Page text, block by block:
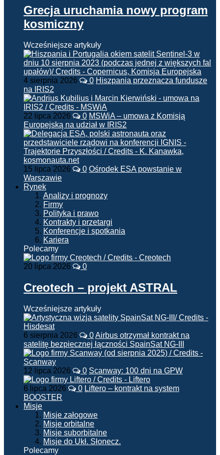
Grecja uruchamia nowy program
kosmiczny
Wcześniejsze artykuły
4 sierpnia 2026 0 Hiszpania przeznacza fundusze
na IRIS2
22 lipca 2026 0 MSWiA – umowa z Komisją
Europejską na udział w IRIS2
15 lipca 2026 0 Ośrodek ESA powstanie w
Warszawie
Rynek
Analizy i prognozy
Firmy
Polityka i prawo
Kontrakty i przetargi
Konferencje i spotkania
Kariera
Polecamy
20 lipca 2026 0
Creotech – projekt ASTRAL
Wcześniejsze artykuły
6 sierpnia 2026 0Airbus otrzymał kontrakt na
satelitę bezpiecznej łączności SpainSat NG-III
12 lipca 2026 0 Scanway: 100 dni na GPW
6 lipca 2026 0 Liftero – kontrakt na system
BOOSTER
Misje
Misje załogowe
Misje orbitalne
Misje suborbitalne
Misje do Ukł. Słonecz.
Polecamy